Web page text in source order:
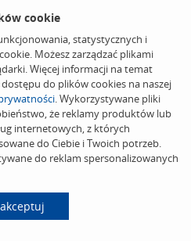
cookie
statystycznych i
Możesz zarządzać plikami
Więcej informacji na temat
do plików cookies na naszej
. Wykorzystywane pliki
że reklamy produktów lub
internetowych, z których
do Ciebie i Twoich potrzeb.
do reklam spersonalizowanych